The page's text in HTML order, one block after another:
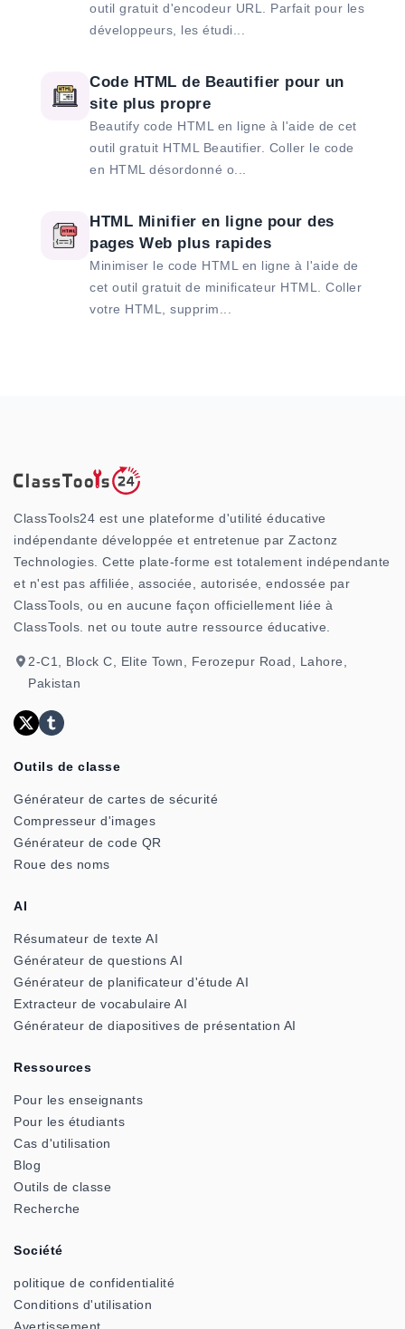
outil gratuit d'encodeur URL. Parfait pour les
développeurs, les étudi...
Code HTML de Beautifier pour un
site plus propre
Beautify code HTML en ligne à l'aide de cet
outil gratuit HTML Beautifier. Coller le code
en HTML désordonné o...
HTML Minifier en ligne pour des
pages Web plus rapides
Minimiser le code HTML en ligne à l'aide de
cet outil gratuit de minificateur HTML. Coller
votre HTML, supprim...
ClassTools24 est une plateforme d'utilité éducative
indépendante développée et entretenue par Zactonz
Technologies. Cette plate-forme est totalement indépendante
et n'est pas affiliée, associée, autorisée, endossée par
ClassTools, ou en aucune façon officiellement liée à
ClassTools. net ou toute autre ressource éducative.
2-C1, Block C, Elite Town, Ferozepur Road, Lahore,
Pakistan
Outils de classe
Générateur de cartes de sécurité
Compresseur d'images
Générateur de code QR
Roue des noms
AI
Résumateur de texte AI
Générateur de questions AI
Générateur de planificateur d'étude AI
Extracteur de vocabulaire AI
Générateur de diapositives de présentation AI
Ressources
Pour les enseignants
Pour les étudiants
Cas d'utilisation
Blog
Outils de classe
Recherche
Société
politique de confidentialité
Conditions d'utilisation